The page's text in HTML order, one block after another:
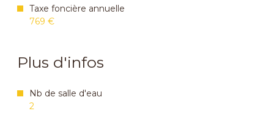
Taxe foncière annuelle
769 €
Plus d'infos
Nb de salle d'eau
2